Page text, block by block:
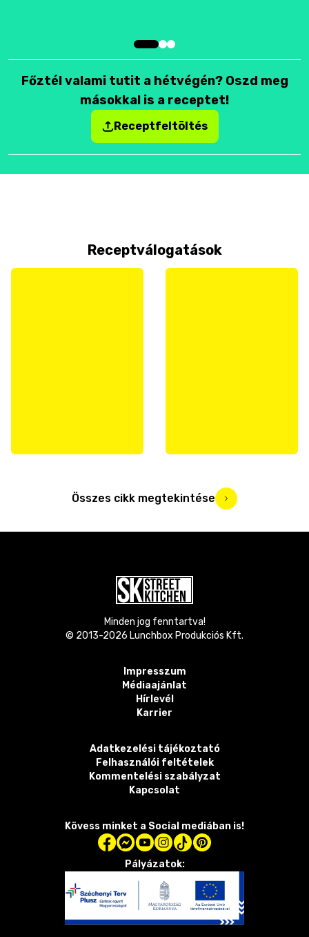
Főztél valami tutit a hétvégén? Oszd meg
másokkal is a receptet!
Receptfeltöltés
Receptválogatások
Összes cikk megtekintése
Minden jog fenntartva!
© 2013-2026 Lunchbox Produkciós Kft.
Impresszum
Médiaajánlat
Hírlevél
Karrier
Adatkezelési tájékoztató
Felhasználói feltételek
Kommentelési szabályzat
Kapcsolat
Kövess minket a Social mediában is!
Pályázatok: